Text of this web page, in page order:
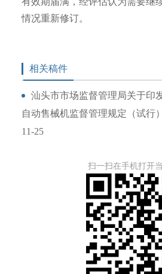
情况重新修订。
相关稿件
汕头市市场监督管理局关于印
自动售械机监督管理规定（试行
11-25
扫一扫在手机打开